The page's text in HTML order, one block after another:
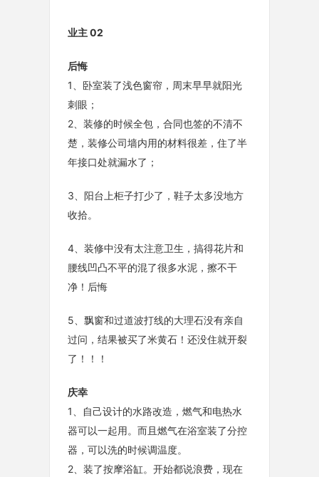
业主 02
后悔
1、卧室装了浅色窗帘，周末早早就阳光
刺眼；
2、装修的时候全包，合同也签的不清不
楚，装修公司墙内用的材料很差，住了半
年接口处就漏水了；
3、阳台上柜子打少了，鞋子太多没地方
收拾。
4、装修中没有太注意卫生，搞得花片和
腰线凹凸不平的混了很多水泥，擦不干
净！后悔
5、飘窗和过道波打线的大理石没有亲自
过问，结果被买了米黄石！还没住就开裂
了！！！
庆幸
1、自己设计的水路改造，燃气和电热水
器可以一起用。而且燃气在浴室装了分控
器，可以洗的时候调温度。
2、装了按摩浴缸。开始都说浪费，现在